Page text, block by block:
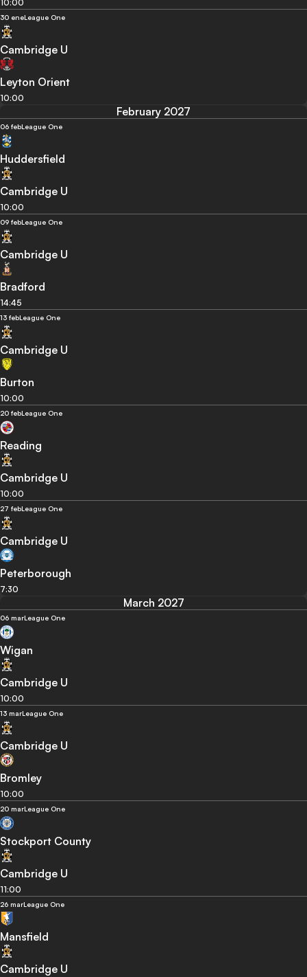
10:00
30 eneLeague One
Cambridge U
Leyton Orient
10:00
February 2027
06 febLeague One
Huddersfield
Cambridge U
10:00
09 febLeague One
Cambridge U
Bradford
14:45
13 febLeague One
Cambridge U
Burton
10:00
20 febLeague One
Reading
Cambridge U
10:00
27 febLeague One
Cambridge U
Peterborough
7:30
March 2027
06 marLeague One
Wigan
Cambridge U
10:00
13 marLeague One
Cambridge U
Bromley
10:00
20 marLeague One
Stockport County
Cambridge U
11:00
26 marLeague One
Mansfield
Cambridge U